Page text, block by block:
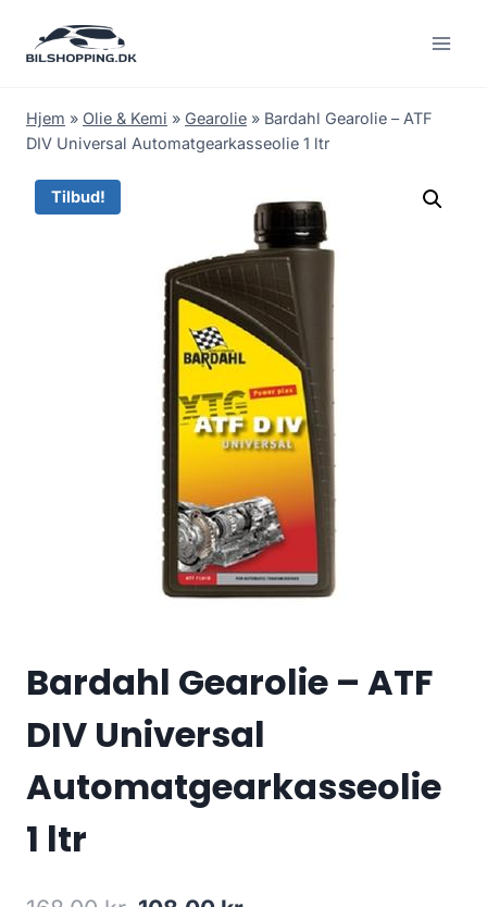
Hjem » Olie & Kemi » Gearolie » Bardahl Gearolie – ATF
DIV Universal Automatgearkasseolie 1 ltr
Tilbud!
Bardahl Gearolie – ATF
DIV Universal
Automatgearkasseolie
1 ltr